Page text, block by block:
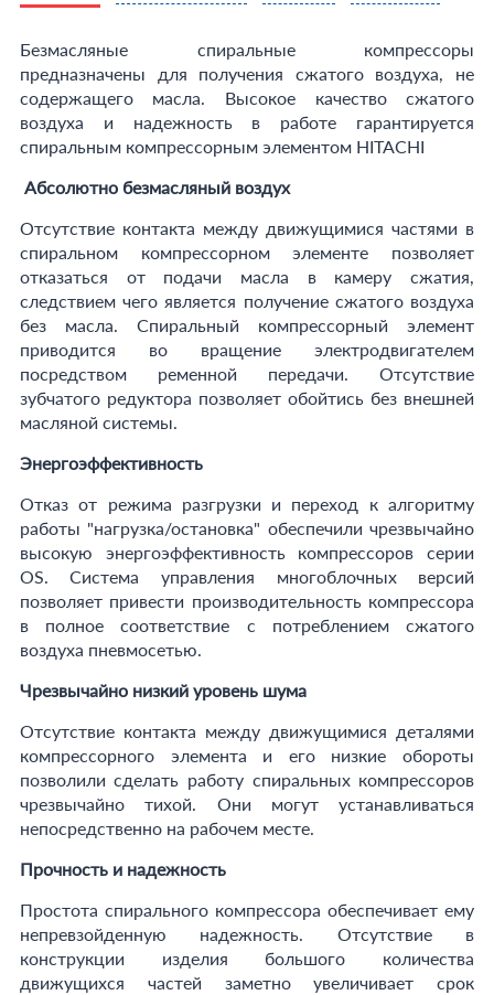
Безмасляные спиральные компрессоры
предназначены для получения сжатого воздуха, не
содержащего масла. Высокое качество сжатого
воздуха и надежность в работе гарантируется
спиральным компрессорным элементом HITACHI
Абсолютно безмасляный воздух
Отсутствие контакта между движущимися частями в
спиральном компрессорном элементе позволяет
отказаться от подачи масла в камеру сжатия,
следствием чего является получение сжатого воздуха
без масла. Спиральный компрессорный элемент
приводится во вращение электродвигателем
посредством ременной передачи. Отсутствие
зубчатого редуктора позволяет обойтись без внешней
масляной системы.
Энергоэффективность
Отказ от режима разгрузки и переход к алгоритму
работы "нагрузка/остановка" обеспечили чрезвычайно
высокую энергоэффективность компрессоров серии
OS. Система управления многоблочных версий
позволяет привести производительность компрессора
в полное соответствие с потреблением сжатого
воздуха пневмосетью.
Чрезвычайно низкий уровень шума
Отсутствие контакта между движущимися деталями
компрессорного элемента и его низкие обороты
позволили сделать работу спиральных компрессоров
чрезвычайно тихой. Они могут устанавливаться
непосредственно на рабочем месте.
Прочность и надежность
Простота спирального компрессора обеспечивает ему
непревзойденную надежность. Отсутствие в
конструкции изделия большого количества
движущихся частей заметно увеличивает срок